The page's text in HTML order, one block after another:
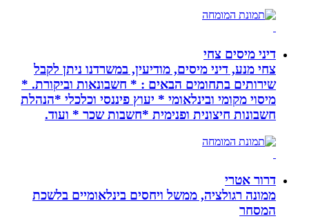
דיני מיסים צחי
צחי מנע, דיני מיסים, מודיעין, במשרדנו ניתן לקבל
שירותים בתחומים הבאים : * חשבונאות וביקורת. *
מיסוי מקומי ובינלאומי * יעוץ פיננסי וכלכלי *הנהלת
חשבונות חיצונית ופנימית *חשבות שכר * ועוד.
דרור אטרי
ממונה רגולציה, ממשל ויחסים בינלאומיים בלשכת
המסחר